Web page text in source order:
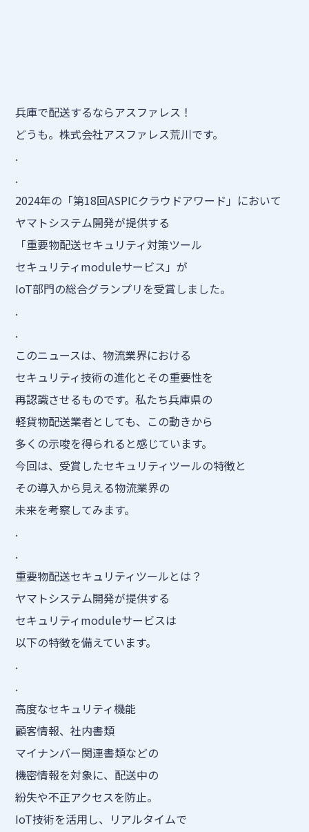
兵庫で配送するならアスファレス！
どうも。株式会社アスファレス荒川です。
.
.
2024年の「第18回ASPICクラウドアワード」において
ヤマトシステム開発が提供する
「重要物配送セキュリティ対策ツール
セキュリティmoduleサービス」が
IoT部門の総合グランプリを受賞しました。
.
.
このニュースは、物流業界における
セキュリティ技術の進化とその重要性を
再認識させるものです。私たち兵庫県の
軽貨物配送業者としても、この動きから
多くの示唆を得られると感じています。
今回は、受賞したセキュリティツールの特徴と
その導入から見える物流業界の
未来を考察してみます。
.
.
重要物配送セキュリティツールとは？
ヤマトシステム開発が提供する
セキュリティmoduleサービスは
以下の特徴を備えています。
.
.
高度なセキュリティ機能
顧客情報、社内書類
マイナンバー関連書類などの
機密情報を対象に、配送中の
紛失や不正アクセスを防止。
IoT技術を活用し、リアルタイムで